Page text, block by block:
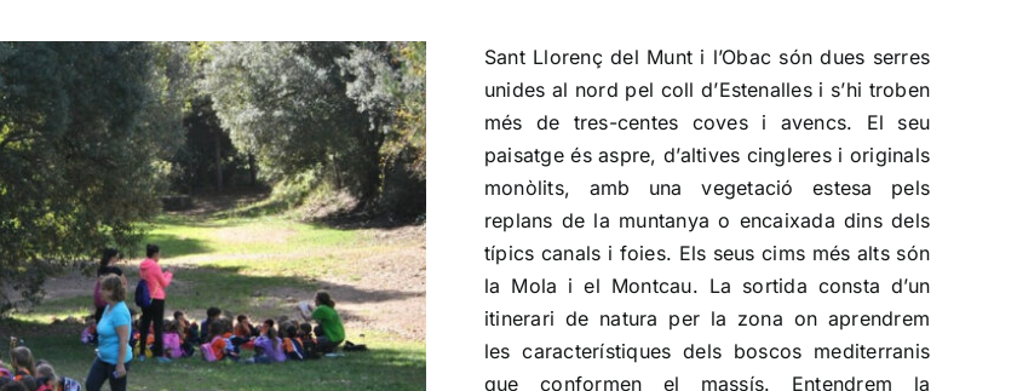
Sant Llorenç del Munt i l’Obac són dues serres
unides al nord pel coll d’Estenalles i s’hi troben
més de tres-centes coves i avencs. El seu
paisatge és aspre, d’altives cingleres i originals
monòlits, amb una vegetació estesa pels
replans de la muntanya o encaixada dins dels
típics canals i foies. Els seus cims més alts són
la Mola i el Montcau. La sortida consta d’un
itinerari de natura per la zona on aprendrem
les característiques dels boscos mediterranis
que conformen el massís. Entendrem la